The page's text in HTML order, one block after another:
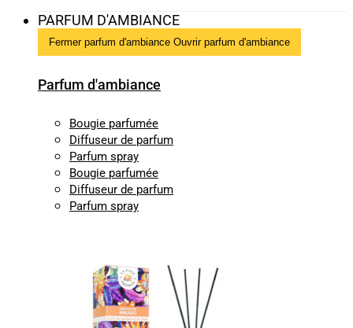
PARFUM D'AMBIANCE
Fermer parfum d'ambiance Ouvrir parfum d'ambiance
Parfum d'ambiance
Bougie parfumée
Diffuseur de parfum
Parfum spray
Bougie parfumée
Diffuseur de parfum
Parfum spray